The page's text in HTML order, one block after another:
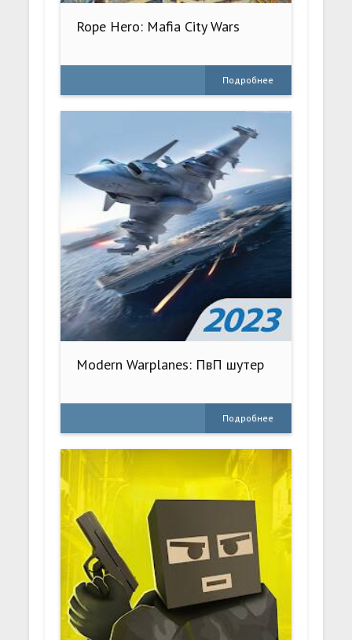
Rope Hero: Mafia City Wars
Подробнее
Modern Warplanes: ПвП шутер
Подробнее